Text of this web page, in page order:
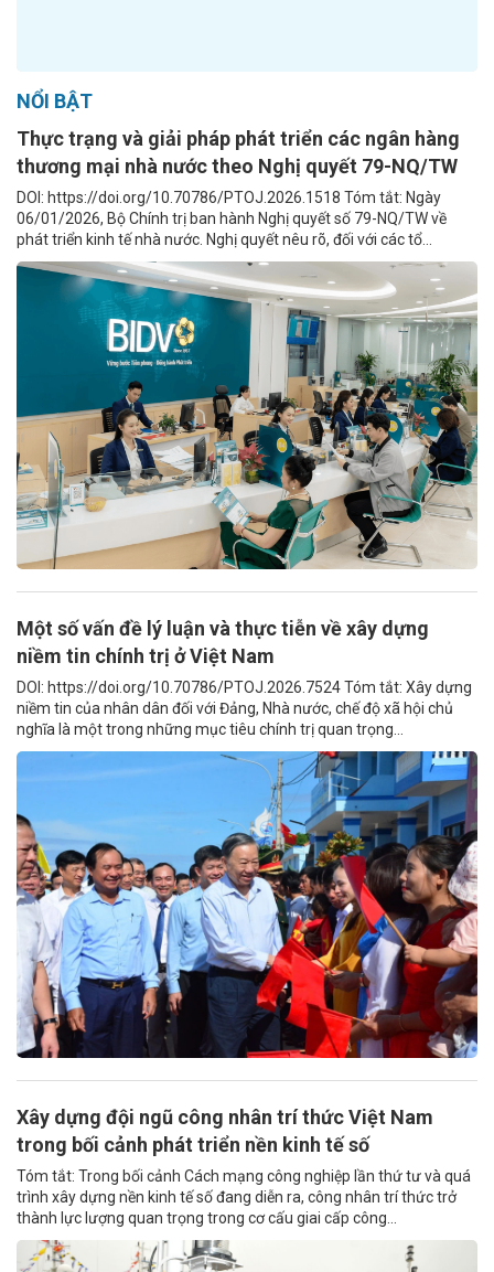
NỔI BẬT
Thực trạng và giải pháp phát triển các ngân hàng
thương mại nhà nước theo Nghị quyết 79-NQ/TW
DOI: https://doi.org/10.70786/PTOJ.2026.1518 Tóm tắt: Ngày
06/01/2026, Bộ Chính trị ban hành Nghị quyết số 79-NQ/TW về
phát triển kinh tế nhà nước. Nghị quyết nêu rõ, đối với các tổ...
Một số vấn đề lý luận và thực tiễn về xây dựng
niềm tin chính trị ở Việt Nam
DOI: https://doi.org/10.70786/PTOJ.2026.7524 Tóm tắt: Xây dựng
niềm tin của nhân dân đối với Đảng, Nhà nước, chế độ xã hội chủ
nghĩa là một trong những mục tiêu chính trị quan trọng...
Xây dựng đội ngũ công nhân trí thức Việt Nam
trong bối cảnh phát triển nền kinh tế số
Tóm tắt: Trong bối cảnh Cách mạng công nghiệp lần thứ tư và quá
trình xây dựng nền kinh tế số đang diễn ra, công nhân trí thức trở
thành lực lượng quan trọng trong cơ cấu giai cấp công...